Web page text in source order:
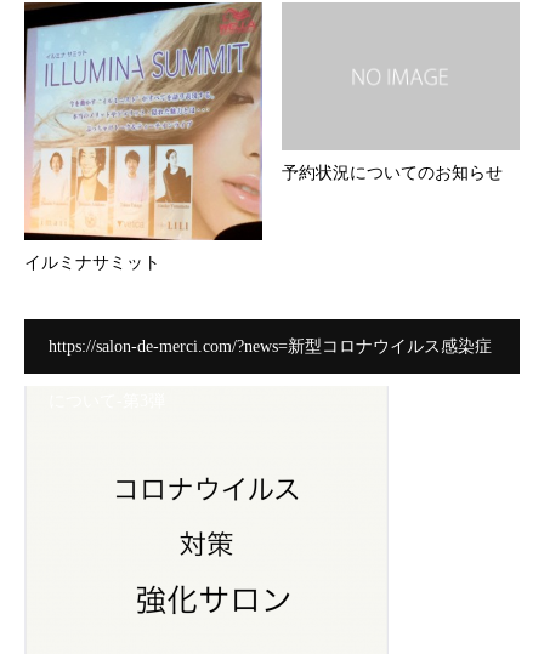
イルミナサミット
予約状況についてのお知らせ
https://salon-de-merci.com/?news=新型コロナウイルス感染症